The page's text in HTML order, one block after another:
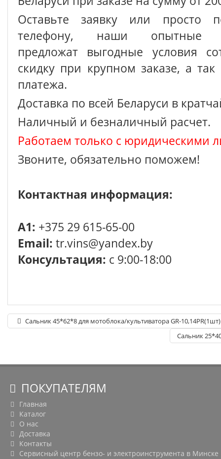
Оставьте заявку или просто
телефону, наши опытные
предложат выгодные условия
скидку при крупном заказе, а так
платежа.
Доставка по всей Беларуси в
Наличный и безналичный расчет.
Работаем только с юридическими
Звоните, обязательно поможем!
Контактная информация:
A1: +375 29 615-65-00
Email: tr.vins@yandex.by
Консультация: с 9:00-18:00
Сальник 45*62*8 для мотоблока/культиватора GR-10,14PR(1шт)
Сальник
ПОКУПАТЕЛЯМ
Главная
Каталог
О нас
Доставка
Контакты
Сервисный центр бензо- и электроинструмента в Минске